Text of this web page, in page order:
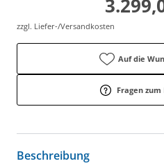
zzgl. Liefer-/Versandkosten
Auf die
Fragen
Beschreibung